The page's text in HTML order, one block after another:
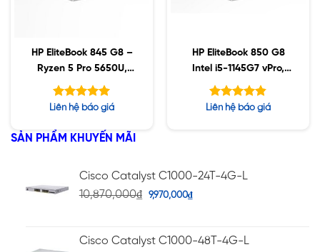
HP EliteBook 845 G8 –
Ryzen 5 Pro 5650U,
32GB, 256GB SSD, 14″
Được xếp
5 sao
Liên hệ báo giá
HP EliteBook 850 G8
Intel i5-1145G7 vPro,
16GB DDR4, 1TB SSD,
Được xếp
Liên hệ báo giá
SẢN PHẨM KHUYẾN MÃI
Cisco Catalyst C1000-24T-4G-L
10,870,000₫ 9,970,000₫
Cisco Catalyst C1000-48T-4G-L